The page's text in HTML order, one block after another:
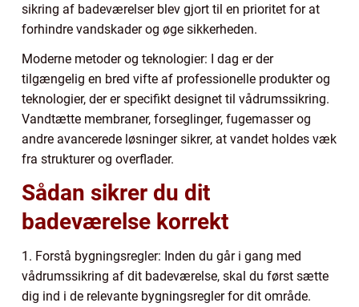
sikring af badeværelser blev gjort til en prioritet for at
forhindre vandskader og øge sikkerheden.
Moderne metoder og teknologier: I dag er der
tilgængelig en bred vifte af professionelle produkter og
teknologier, der er specifikt designet til vådrumssikring.
Vandtætte membraner, forseglinger, fugemasser og
andre avancerede løsninger sikrer, at vandet holdes væk
fra strukturer og overflader.
Sådan sikrer du dit
badeværelse korrekt
1. Forstå bygningsregler: Inden du går i gang med
vådrumssikring af dit badeværelse, skal du først sætte
dig ind i de relevante bygningsregler for dit område.